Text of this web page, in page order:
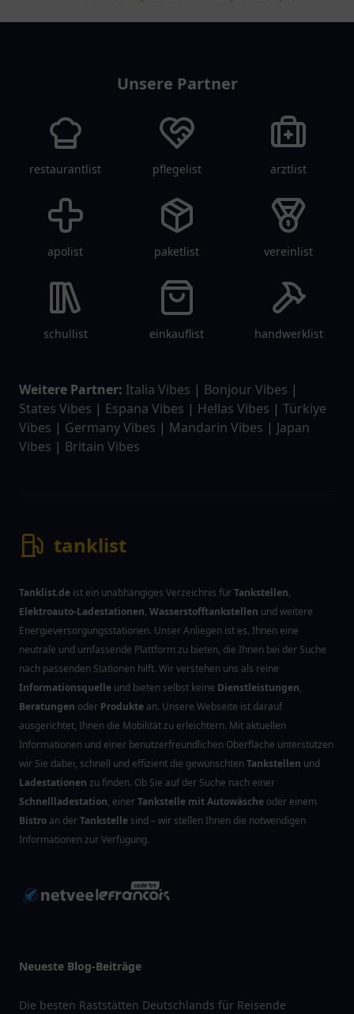
Unsere Partner
restaurantlist pflegelist arztlist
apolist paketlist vereinlist
schullist einkauflist handwerklist
Weitere Partner: Italia Vibes | Bonjour Vibes |
States Vibes | Espana Vibes | Hellas Vibes | Türkiye
Vibes | Germany Vibes | Mandarin Vibes | Japan
Vibes | Britain Vibes
tanklist
Tanklist.de ist ein unabhängiges Verzeichnis fürTankstellen,
Elektroauto-Ladestationen, Wasserstofftankstellen und weitere
Energieversorgungsstationen. Unser Anliegen ist es, Ihnen eine
neutrale und umfassende Plattform zu bieten, die Ihnen bei der Suche
nach passenden Stationen hilft. Wir verstehen uns als reine
Informationsquelle und bieten selbst keine Dienstleistungen,
Beratungen oder Produkte an. Unsere Webseite ist darauf
ausgerichtet, Ihnen die Mobilität zu erleichtern. Mit aktuellen
Informationen und einer benutzerfreundlichen Oberfläche unterstützen
wir Sie dabei, schnell und effizient die gewünschtenTankstellen und
Ladestationen zu finden. Ob Sie auf der Suche nach einer
Schnellladestation, einerTankstelle mit Autowäsche oder einem
Bistro an derTankstelle sind – wir stellen Ihnen die notwendigen
Informationen zur Verfügung.
Neueste Blog-Beiträge
Die besten Raststätten Deutschlands für Reisende